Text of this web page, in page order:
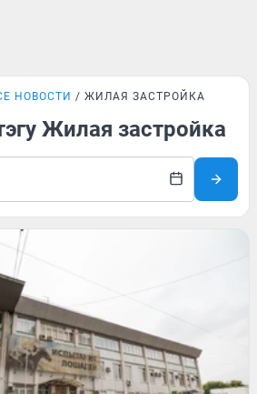
НОВОСТИ ЖИЛАЯ ЗАСТРОЙКА
Жилая застройка